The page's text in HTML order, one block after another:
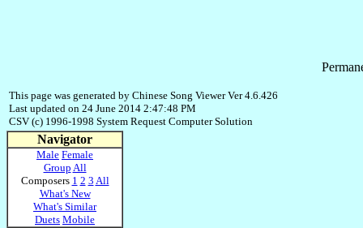
This page was generated by Chinese Song Viewer Ver 4.6.426
Last updated on 24 June 2014 2:47:48 PM
CSV (c) 1996-1998 System Request Computer Solution
Navigator
Male Female
Group All
Composers 1 2 3 All
What's New
What's Similar
Duets Mobile